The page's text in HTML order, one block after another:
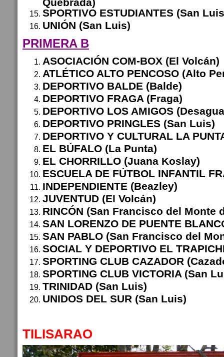
SPORTIVO ESTUDIANTES (San
UNIÓN (San Luis)
PRIMERA B
ASOCIACIÓN COM-BOX (El Volcán)
ATLÉTICO ALTO PENCOSO (Alto
DEPORTIVO BALDE (Balde)
DEPORTIVO FRAGA (Fraga)
DEPORTIVO LOS AMIGOS
DEPORTIVO PRINGLES (San Luis)
DEPORTIVO Y CULTURAL LA
EL BÚFALO (La Punta)
EL CHORRILLO (Juana Koslay)
ESCUELA DE FÚTBOL INFANTIL
INDEPENDIENTE (Beazley)
JUVENTUD (El Volcán)
RINCÓN (San Francisco del Monte
SAN LORENZO DE PUENTE
SAN PABLO (San Francisco del
SOCIAL Y DEPORTIVO EL
SPORTING CLUB CAZADOR
SPORTING CLUB VICTORIA (San
TRINIDAD (San Luis)
UNIDOS DEL SUR (San Luis)
TILISARAO